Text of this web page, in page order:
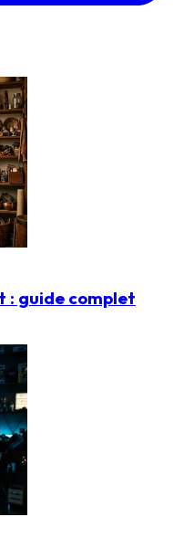
: guide complet